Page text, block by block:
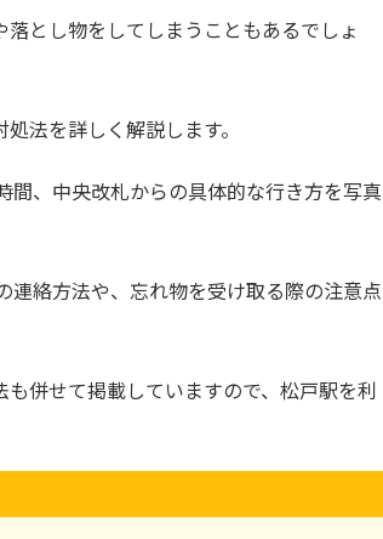
とし物をしてしまうこともあるでしょ
法を詳しく解説します。
間、中央改札からの具体的な行き方を写真
連絡方法や、忘れ物を受け取る際の注意点
併せて掲載していますので、松戸駅を利